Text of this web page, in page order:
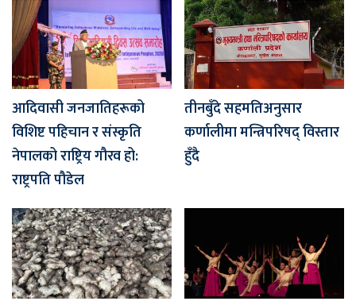
आदिवासी जनजातिहरूको
विशिष्ट पहिचान र संस्कृति
नेपालको राष्ट्रिय गौरव हो:
राष्ट्रपति पौडेल
तीनबुँदे सहमतिअनुसार
कर्णालीमा मन्त्रिपरिषद् विस्तार
हुँदै